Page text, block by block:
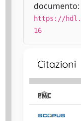
documento:
https://
16
Citazioni